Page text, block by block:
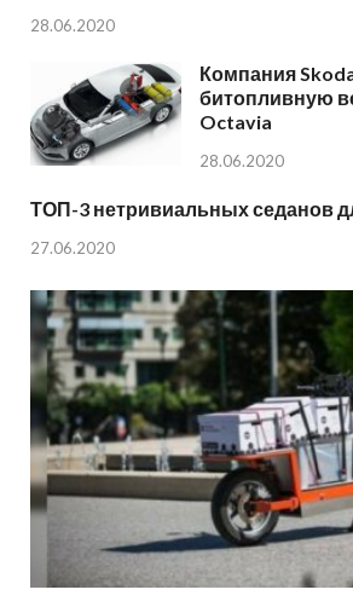
28.06.2020
Компания
битопливную
Octavia
28.06.2020
ТОП-3 нетривиальных седанов
27.06.2020